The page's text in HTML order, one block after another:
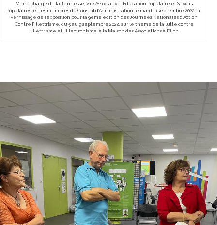
Maire chargé de la Jeunesse, Vie Associative, Education Populaire et Savoirs
Populaires, et les membres du Conseil d’Administration le mardi 6 septembre 2022 au
vernissage de l’exposition pour la 9ème édition des Journées Nationales d’Action
Contre l’Illettrisme, du 5 au 9 septembre 2022, sur le thème de la lutte contre
l’illettrisme et l’illectronisme, à la Maison des Associations à Dijon.